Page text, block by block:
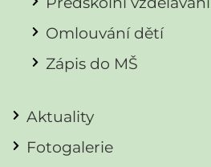
Omlouvání dětí
Zápis do MŠ
Aktuality
Fotogalerie